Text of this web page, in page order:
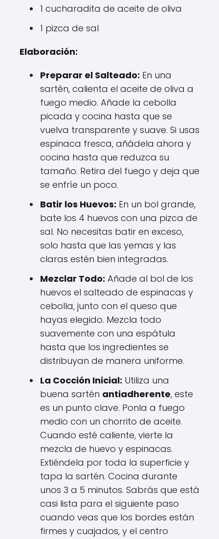
1 cucharadita de aceite de oliva
1 pizca de sal
Elaboración:
Preparar el Salteado: En una
sartén, calienta el aceite de oliva a
fuego medio. Añade la cebolla
picada y cocina hasta que se
vuelva transparente y suave. Si usas
espinaca fresca, añádela ahora y
cocina hasta que reduzca su
tamaño. Retira del fuego y deja que
se enfríe un poco.
Batir los Huevos: En un bol grande,
bate los 4 huevos con una pizca de
sal. No necesitas batir en exceso,
solo hasta que las yemas y las
claras estén bien integradas.
Mezclar Todo: Añade al bol de los
huevos el salteado de espinacas y
cebolla, junto con el queso que
hayas elegido. Mezcla todo
suavemente con una espátula
hasta que los ingredientes se
distribuyan de manera uniforme.
La Cocción Inicial: Utiliza una
buena sartén antiadherente, este
es un punto clave. Ponla a fuego
medio con un chorrito de aceite.
Cuando esté caliente, vierte la
mezcla de huevo y espinacas.
Extiéndela por toda la superficie y
tapa la sartén. Cocina durante
unos 3 a 5 minutos. Sabrás que está
casi lista para el siguiente paso
cuando veas que los bordes están
firmes y cuajados, y el centro